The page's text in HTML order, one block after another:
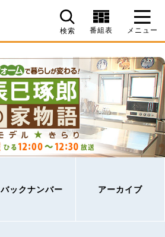
検索 番組表 メニュー
バックナンバー アーカイブ